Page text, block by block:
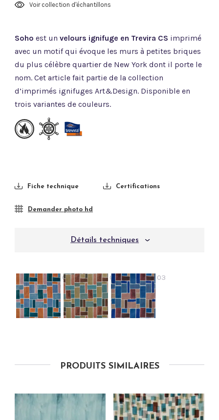
Voir collection d'échantillons
Soho est un velours ignifuge en Trevira CS imprimé
avec un motif qui évoque les murs à petites briques
du plus célèbre quartier de New York dont il porte le
nom. Cet article fait partie de la collection
d’imprimés ignifuges Art&Design. Disponible en
trois variantes de couleurs.
Fiche technique Certifications
Demander photo hd
Détails techniques
01 02 03
PRODUITS SIMILAIRES